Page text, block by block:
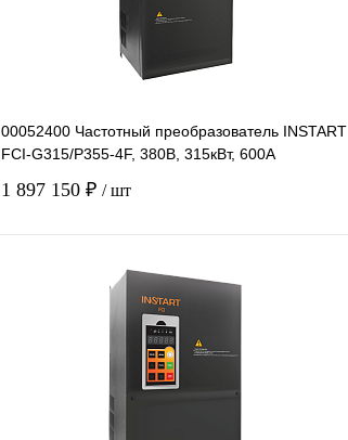
00052400 Частотный преобразователь INSTART
FCI-G315/P355-4F, 380В, 315кВт, 600А
1 897 150 ₽ / шт
В корзину
Сравнение